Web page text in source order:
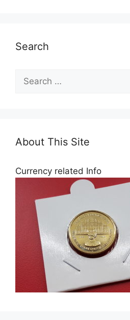
Search
for:
About This Site
Currency related Info